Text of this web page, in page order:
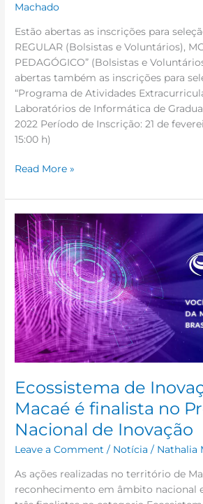
Machado
Estão abertas as inscrições para
REGULAR (Bolsistas e Voluntários),
PEDAGÓGICO” (Bolsistas e
abertas também as inscrições para
“Programa de Atividades
Laboratórios de Informática de
2022 Período de Inscrição: 21 de
15:00 h)
Read More »
Ecossistema de
Macaé é finalista no
Nacional de Inovação
Leave a Comment / Notícia / Nathalia
As ações realizadas no território de
reconhecimento em âmbito nacional
Ecossistema
de
Inovação
de
Macaé
é
finalista
no
Prêmio
Nacional
Inovação